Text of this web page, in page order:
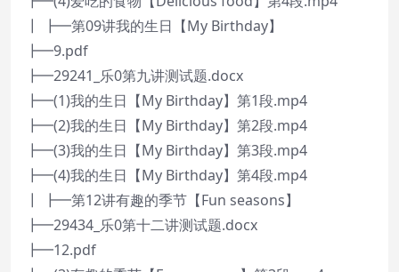
┃ ┣━第09讲我的生日【My Birthday】
┣━9.pdf
┣━29241_乐0第九讲测试题.docx
┣━(1)我的生日【My Birthday】第1段.mp4
┣━(2)我的生日【My Birthday】第2段.mp4
┣━(3)我的生日【My Birthday】第3段.mp4
┣━(4)我的生日【My Birthday】第4段.mp4
┃ ┣━第12讲有趣的季节【Fun seasons】
┣━29434_乐0第十二讲测试题.docx
┣━12.pdf